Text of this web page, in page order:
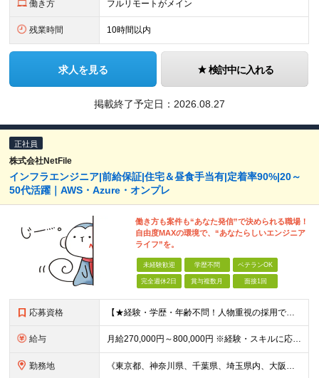
働き方 フルリモートがメイン
残業時間 10時間以内
求人を見る 検討中に入れる
掲載終了予定日： 2026.08.27
正社員
株式会社NetFile
インフラエンジニア|前給保証|住宅＆昼食手当有|定着率90%|20～
50代活躍｜AWS・Azure・オンプレ
働き方も案件も“あなた発信”で決められる職場！
自由度MAXの環境で、“あなたらしいエンジニア
ライフ”を。
未経験歓迎 学歴不問 ベテランOK
完全週休2日 賞与複数月 面接1回
応募資格 【★経験・学歴・年齢不問！人物重視の採用です★】 「新しい環境でスキルを伸ばしたい」 「クラウドやAIに興味がある」 「自由な働き方をしたい」──そんな方を歓迎します！ 【必須条件】 ◎基本的なPC
給与 月給270,000円～800,000円 ※経験・スキルに応じて当社規定により決定いたします。 ※上記給与には固定残業代は20時間分（月3万6000円以上）を含む。上記を超える時間外労働分は追加で支給し
勤務地 《東京都、神奈川県、千葉県、埼玉県内、大阪市内、福岡市内、名古屋市内の拠点》 ☆U・Iターン歓迎いたします。 ☆転勤はありません。 ▼本社 神奈川県横浜市中区蓬莱町2-4-1 ORCHID PLAC